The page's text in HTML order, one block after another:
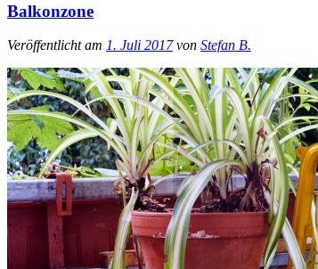
Balkonzone
Veröffentlicht am 1. Juli 2017 von Stefan B.